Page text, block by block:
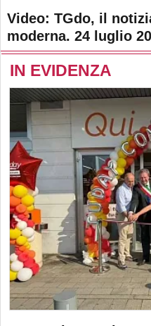
Video: TGdo, il
moderna. 24 luglio
IN EVIDENZA